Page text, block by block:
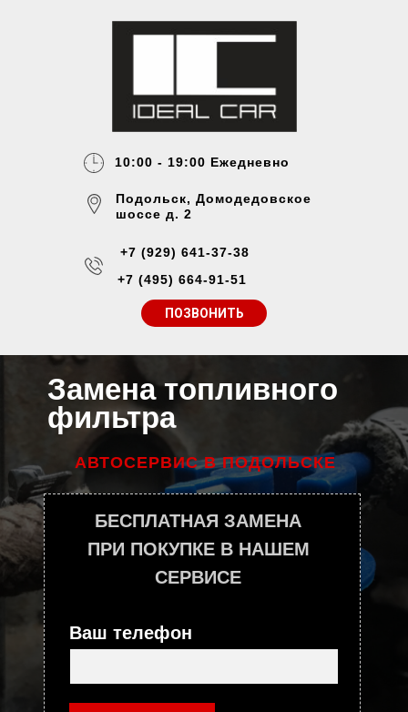
10:00 - 19:00 Ежедневно
+7 (929) 641-37-38
Подольск, Домодедовское
шоссе д. 2
+7 (495) 664-91-51
ПОЗВОНИТЬ
Замена топливного
фильтра
Ваш телефон
БЕСПЛАТНАЯ ЗАМЕНА
ПРИ ПОКУПКЕ В НАШЕМ
СЕРВИСЕ
АВТОСЕРВИС В ПОДОЛЬСКЕ